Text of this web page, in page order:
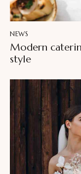
NEWS
Modern
style